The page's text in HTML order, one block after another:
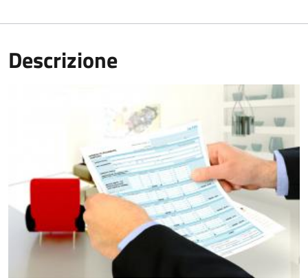
Descrizione